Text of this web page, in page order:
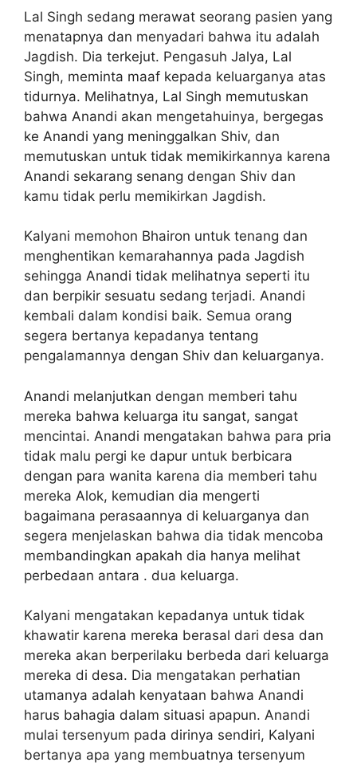
Lal Singh sedang merawat seorang pasien yang
menatapnya dan menyadari bahwa itu adalah
Jagdish. Dia terkejut. Pengasuh Jalya, Lal
Singh, meminta maaf kepada keluarganya atas
tidurnya. Melihatnya, Lal Singh memutuskan
bahwa Anandi akan mengetahuinya, bergegas
ke Anandi yang meninggalkan Shiv, dan
memutuskan untuk tidak memikirkannya karena
Anandi sekarang senang dengan Shiv dan
kamu tidak perlu memikirkan Jagdish.
Kalyani memohon Bhairon untuk tenang dan
menghentikan kemarahannya pada Jagdish
sehingga Anandi tidak melihatnya seperti itu
dan berpikir sesuatu sedang terjadi. Anandi
kembali dalam kondisi baik. Semua orang
segera bertanya kepadanya tentang
pengalamannya dengan Shiv dan keluarganya.
Anandi melanjutkan dengan memberi tahu
mereka bahwa keluarga itu sangat, sangat
mencintai. Anandi mengatakan bahwa para pria
tidak malu pergi ke dapur untuk berbicara
dengan para wanita karena dia memberi tahu
mereka Alok, kemudian dia mengerti
bagaimana perasaannya di keluarganya dan
segera menjelaskan bahwa dia tidak mencoba
membandingkan apakah dia hanya melihat
perbedaan antara . dua keluarga.
Kalyani mengatakan kepadanya untuk tidak
khawatir karena mereka berasal dari desa dan
mereka akan berperilaku berbeda dari keluarga
mereka di desa. Dia mengatakan perhatian
utamanya adalah kenyataan bahwa Anandi
harus bahagia dalam situasi apapun. Anandi
mulai tersenyum pada dirinya sendiri, Kalyani
bertanya apa yang membuatnya tersenyum